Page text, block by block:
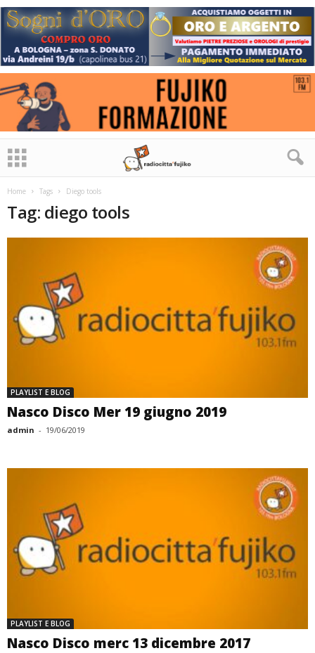
Home Tags Diego tools
Tag: diego tools
PLAYLIST E BLOG
Nasco Disco Mer 19 giugno 2019
admin - 19/06/2019
PLAYLIST E BLOG
Nasco Disco merc 13 dicembre 2017